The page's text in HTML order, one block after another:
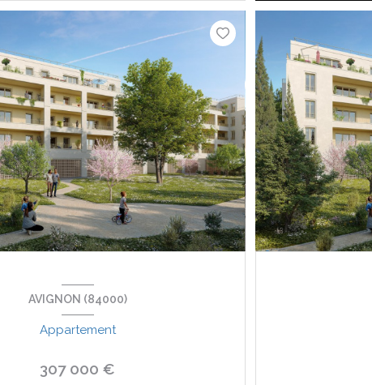
AVIGNON (84000)
Appartement
307 000 €